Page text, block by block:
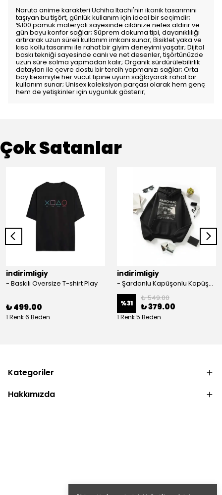
Naruto anime karakteri Uchiha Itachi'nin ikonik tasarımını
taşıyan bu tişört, günlük kullanım için ideal bir seçimdir;
%100 pamuk materyali sayesinde cildinize nefes aldırır ve
gün boyu konfor sağlar; Süprem dokuma tipi, dayanıklılığı
artırarak uzun süreli kullanım imkanı sunar; Bisiklet yaka ve
kısa kollu tasarımı ile rahat bir giyim deneyimi yaşatır; Dijital
baskı tekniği sayesinde canlı ve net desenler, tişörtünüzde
uzun süre solma yapmadan kalır; Organik sürdürülebilirlik
detayları ile çevre dostu bir tercih yapmanızı sağlar; Orta
boy kesimiyle her vücut tipine uyum sağlayarak rahat bir
kullanım sunar; Unisex koleksiyon parçası olarak hem genç
hem de yetişkinler için uygunluk gösterir;
Çok Satanlar
indirimligiy
- Baskılı Oversize T-shirt Play
₺ 499.00
1 Renk 6 Beden
indirimligiy
- Şardonlu Kapüşonlu Kapüşonlu Kanguru Cep Oversize Lastik Paça Sweatshirt Takimi
%31
₺ 549.00
₺ 379.00
1 Renk 5 Beden
Kategoriler
Hakkımızda